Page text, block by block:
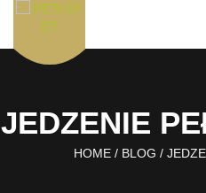
JEDZENIE
HOME / BLOG /